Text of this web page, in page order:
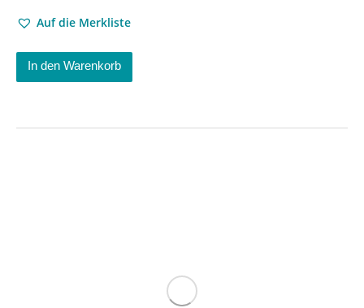
Auf die Merkliste
In den Warenkorb